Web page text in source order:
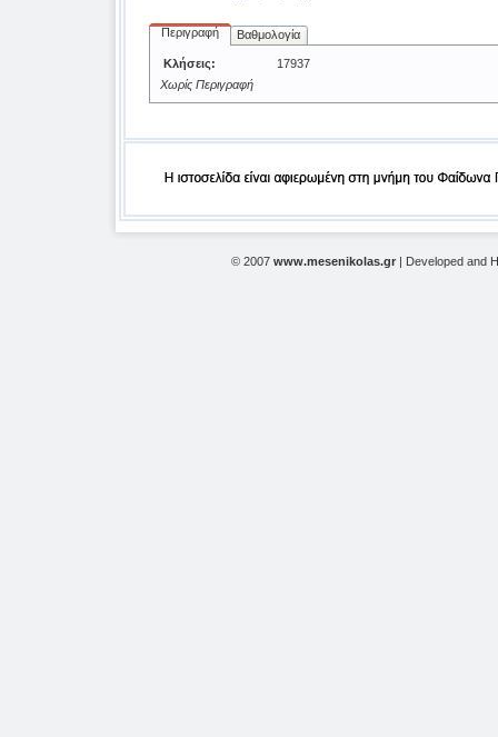
Περιγραφή Βαθμολογία
Κλήσεις:
17937
Χωρίς Περιγραφή
© 2007 www.mesenikolas.gr | Developed and